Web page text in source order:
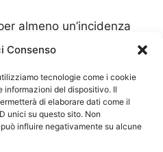
Consenso
tecnologie come i cookie
informazioni del dispositivo. Il
di elaborare dati come il
unici su questo sito. Non
influire negativamente su alcune
almeno un’incidenza
dell’immobile, ma con
di riscaldamento o
spesa massima di
andranno a